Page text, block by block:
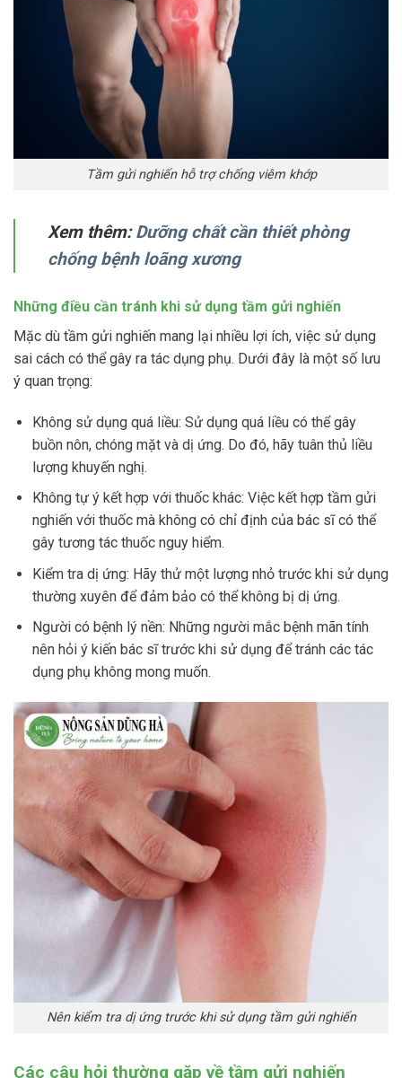
Tầm gửi nghiến hỗ trợ chống viêm khớp
Xem thêm:Dưỡng chất cần thiết phòng
chống bệnh loãng xương
Những điều cần tránh khi sử dụng tầm gửi nghiến
Mặc dù tầm gửi nghiến mang lại nhiều lợi ích, việc sử dụng
sai cách có thể gây ra tác dụng phụ. Dưới đây là một số lưu
ý quan trọng:
Không sử dụng quá liều: Sử dụng quá liều có thể gây
buồn nôn, chóng mặt và dị ứng. Do đó, hãy tuân thủ liều
lượng khuyến nghị.
Không tự ý kết hợp với thuốc khác: Việc kết hợp tầm gửi
nghiến với thuốc mà không có chỉ định của bác sĩ có thể
gây tương tác thuốc nguy hiểm.
Kiểm tra dị ứng: Hãy thử một lượng nhỏ trước khi sử dụng
thường xuyên để đảm bảo có thể không bị dị ứng.
Người có bệnh lý nền: Những người mắc bệnh mãn tính
nên hỏi ý kiến bác sĩ trước khi sử dụng để tránh các tác
dụng phụ không mong muốn.
Nên kiểm tra dị ứng trước khi sử dụng tầm gửi nghiến
Các câu hỏi thường gặp về tầm gửi nghiến